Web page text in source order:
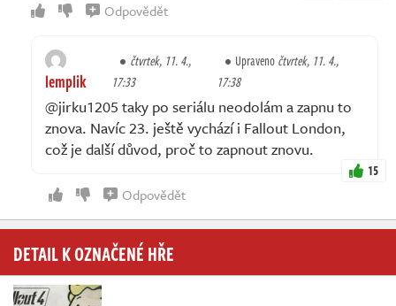
Odpovědět
lemplik
čtvrtek, 11. 4.,
17:33
Upravenočtvrtek, 11. 4.,
17:38
@jirku1205 taky po seriálu neodolám a zapnu to
znova. Navíc 23. ještě vychází i Fallout London,
což je další důvod, proč to zapnout znovu.
15
Odpovědět
DETAIL K OZNAČENÉ HŘE